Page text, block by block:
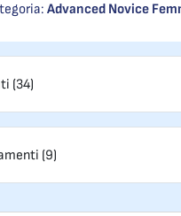
Advanced Novice
(34)
(9)